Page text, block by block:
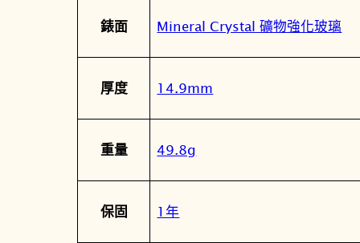
錶面 Mineral Crystal 礦物強化玻璃
厚度 14.9mm
重量 49.8g
保固 1年